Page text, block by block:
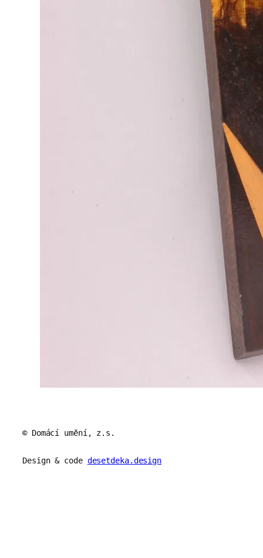
© Domácí umění, z.s.
Design & code desetdeka.design